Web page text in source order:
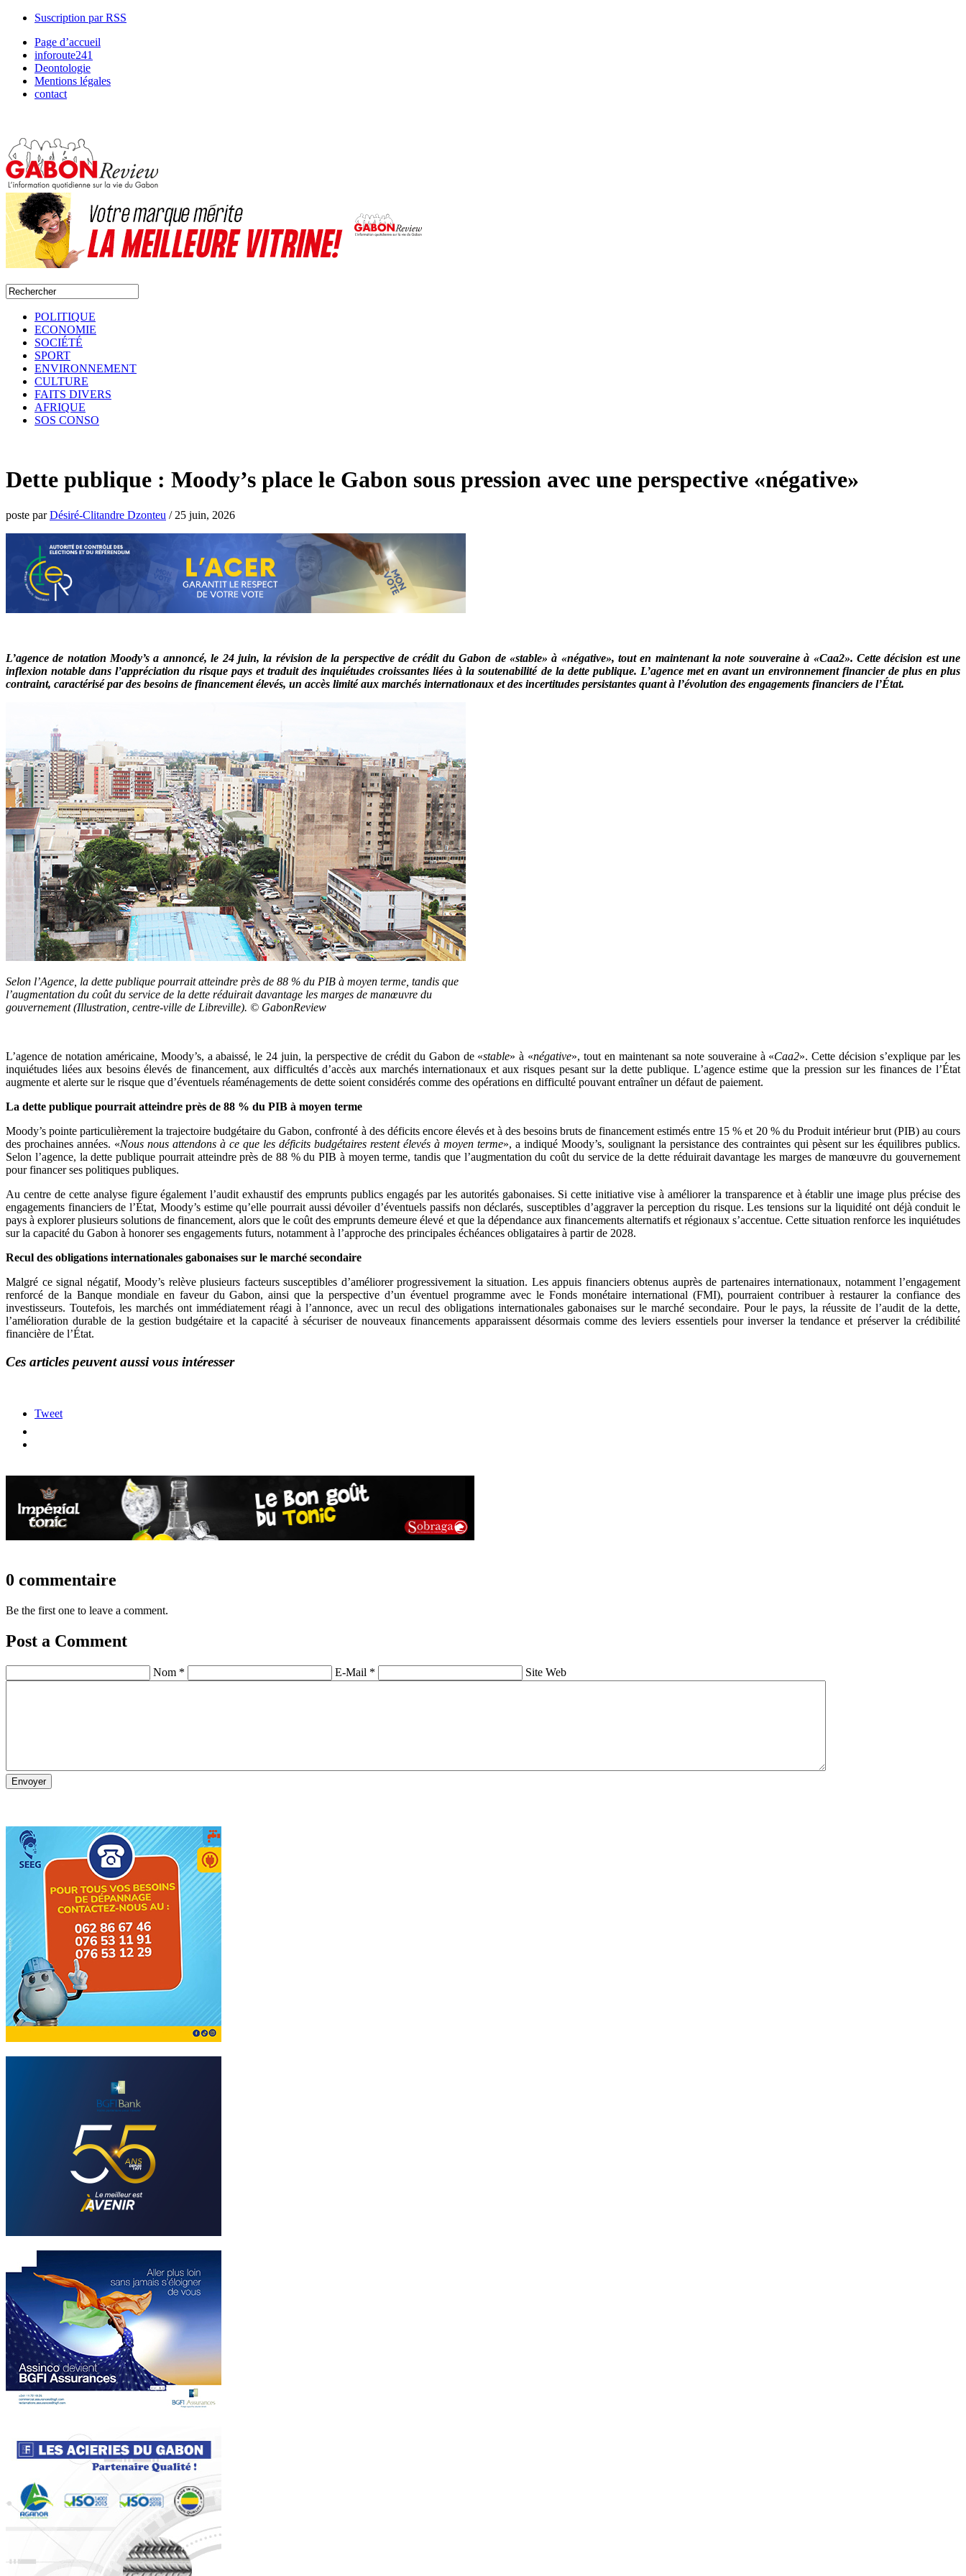
Suscription par RSS
Page d’accueil
inforoute241
Deontologie
Mentions légales
contact
POLITIQUE
ECONOMIE
SOCIÉTÉ
SPORT
ENVIRONNEMENT
CULTURE
FAITS DIVERS
AFRIQUE
SOS CONSO
Dette publique : Moody’s place le Gabon sous pression avec une perspective «négative»
poste parDésiré-Clitandre Dzonteu / 25 juin, 2026
L’agence de notation Moody’s a annoncé, le 24 juin, la révision de la perspective de crédit du Gabon de «stable» à «négative», tout en maintenant la note souveraine à «Caa2». Cette décision est une
inflexion notable dans l’appréciation du risque pays et traduit des inquiétudes croissantes liées à la soutenabilité de la dette publique. L’agence met en avant un environnement financier de plus en plus
contraint, caractérisé par des besoins de financement élevés, un accès limité aux marchés internationaux et des incertitudes persistantes quant à l’évolution des engagements financiers de l’État.
Selon l’Agence, la dette publique pourrait atteindre près de 88 % du PIB à moyen terme, tandis que
l’augmentation du coût du service de la dette réduirait davantage les marges de manœuvre du
gouvernement (Illustration, centre-ville de Libreville). © GabonReview
L’agence de notation américaine, Moody’s, a abaissé, le 24 juin, la perspective de crédit du Gabon de «stable» à «négative», tout en maintenant sa note souveraine à «Caa2». Cette décision s’explique par les
inquiétudes liées aux besoins élevés de financement, aux difficultés d’accès aux marchés internationaux et aux risques pesant sur la dette publique. L’agence estime que la pression sur les finances de l’État
augmente et alerte sur le risque que d’éventuels réaménagements de dette soient considérés comme des opérations en difficulté pouvant entraîner un défaut de paiement.
La dette publique pourrait atteindre près de 88 % du PIB à moyen terme
Moody’s pointe particulièrement la trajectoire budgétaire du Gabon, confronté à des déficits encore élevés et à des besoins bruts de financement estimés entre 15 % et 20 % du Produit intérieur brut (PIB) au cours
des prochaines années. «Nous nous attendons à ce que les déficits budgétaires restent élevés à moyen terme», a indiqué Moody’s, soulignant la persistance des contraintes qui pèsent sur les équilibres publics.
Selon l’agence, la dette publique pourrait atteindre près de 88 % du PIB à moyen terme, tandis que l’augmentation du coût du service de la dette réduirait davantage les marges de manœuvre du gouvernement
pour financer ses politiques publiques.
Au centre de cette analyse figure également l’audit exhaustif des emprunts publics engagés par les autorités gabonaises. Si cette initiative vise à améliorer la transparence et à établir une image plus précise des
engagements financiers de l’État, Moody’s estime qu’elle pourrait aussi dévoiler d’éventuels passifs non déclarés, susceptibles d’aggraver la perception du risque. Les tensions sur la liquidité ont déjà conduit le
pays à explorer plusieurs solutions de financement, alors que le coût des emprunts demeure élevé et que la dépendance aux financements alternatifs et régionaux s’accentue. Cette situation renforce les inquiétudes
sur la capacité du Gabon à honorer ses engagements futurs, notamment à l’approche des principales échéances obligataires à partir de 2028.
Recul des obligations internationales gabonaises sur le marché secondaire
Malgré ce signal négatif, Moody’s relève plusieurs facteurs susceptibles d’améliorer progressivement la situation. Les appuis financiers obtenus auprès de partenaires internationaux, notamment l’engagement
renforcé de la Banque mondiale en faveur du Gabon, ainsi que la perspective d’un éventuel programme avec le Fonds monétaire international (FMI), pourraient contribuer à restaurer la confiance des
investisseurs. Toutefois, les marchés ont immédiatement réagi à l’annonce, avec un recul des obligations internationales gabonaises sur le marché secondaire. Pour le pays, la réussite de l’audit de la dette,
l’amélioration durable de la gestion budgétaire et la capacité à sécuriser de nouveaux financements apparaissent désormais comme des leviers essentiels pour inverser la tendance et préserver la crédibilité
financière de l’État.
Ces articles peuvent aussi vous intéresser
Tweet
0 commentaire
Be the first one to leave a comment.
Post a Comment
Nom * E-Mail * Site Web